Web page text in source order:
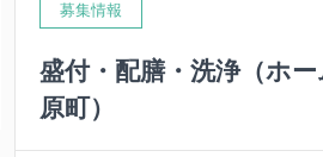
募集情報
盛付・配膳・洗浄（ホ
原町）